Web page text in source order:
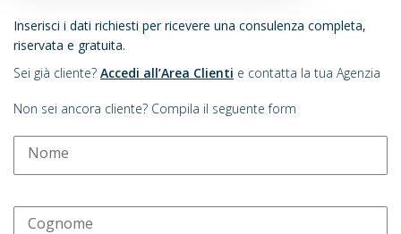
Inserisci i dati richiesti per ricevere una consulenza completa,
riservata e gratuita.
Sei già cliente? Accedi all’Area Clienti e contatta la tua Agenzia
Non sei ancora cliente? Compila il seguente form
Nome
Cognome